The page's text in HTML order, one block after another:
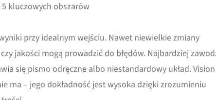
5 kluczowych obszarów
przy idealnym wejściu. Nawet niewielkie zmiany
jakości mogą prowadzić do błędów. Najbardziej
się pismo odręczne albo niestandardowy układ. Vision
ma – jego dokładność jest wysoka dzięki zrozumieniu